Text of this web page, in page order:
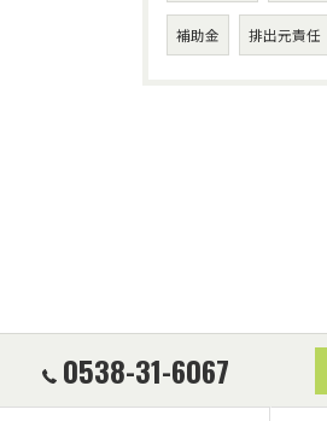
補助金 排出元責任
0538-31-6067